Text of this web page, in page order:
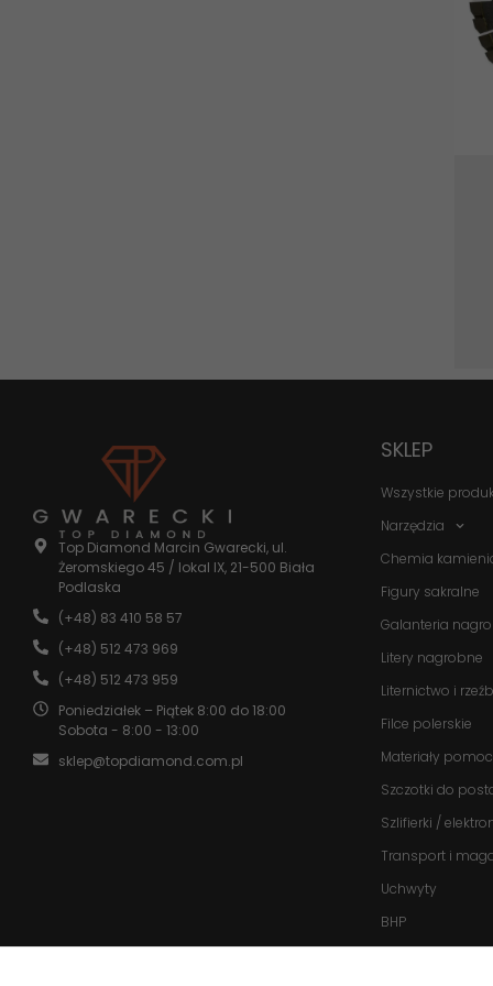
Top Diamond Marcin Gwarecki, ul.
Żeromskiego 45 / lokal IX, 21-500 Biała
Podlaska
(+48) 83 410 58 57
(+48) 512 473 969
(+48) 512 473 959
Poniedziałek – Piątek 8:00 do 18:00
Sobota - 8:00 - 13:00
sklep@topdiamond.com.pl
SKLEP
Wszystkie
Narzędzia
Chemia
Figury sakralne
Galanteria
Litery nagrobne
Liternictwo i
Filce polerskie
Materiały
Szczotki do
Szlifierki /
Transport i
Uchwyty
BHP